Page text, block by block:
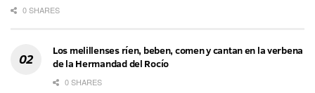
0 SHARES
Los melillenses ríen, beben, comen y cantan en la verbena
de la Hermandad del Rocío
0 SHARES